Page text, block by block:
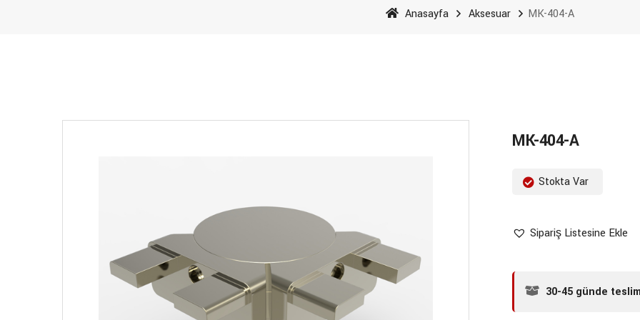
Anasayfa Aksesuar MK-404-A
MK-404-A
Stokta Var
Sipariş Listesine Ekle
30-45 günde